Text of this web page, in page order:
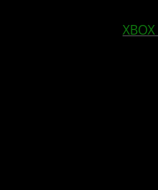
XBOX